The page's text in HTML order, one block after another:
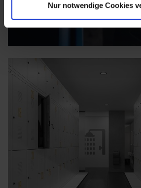
Nur notwendige Cookies